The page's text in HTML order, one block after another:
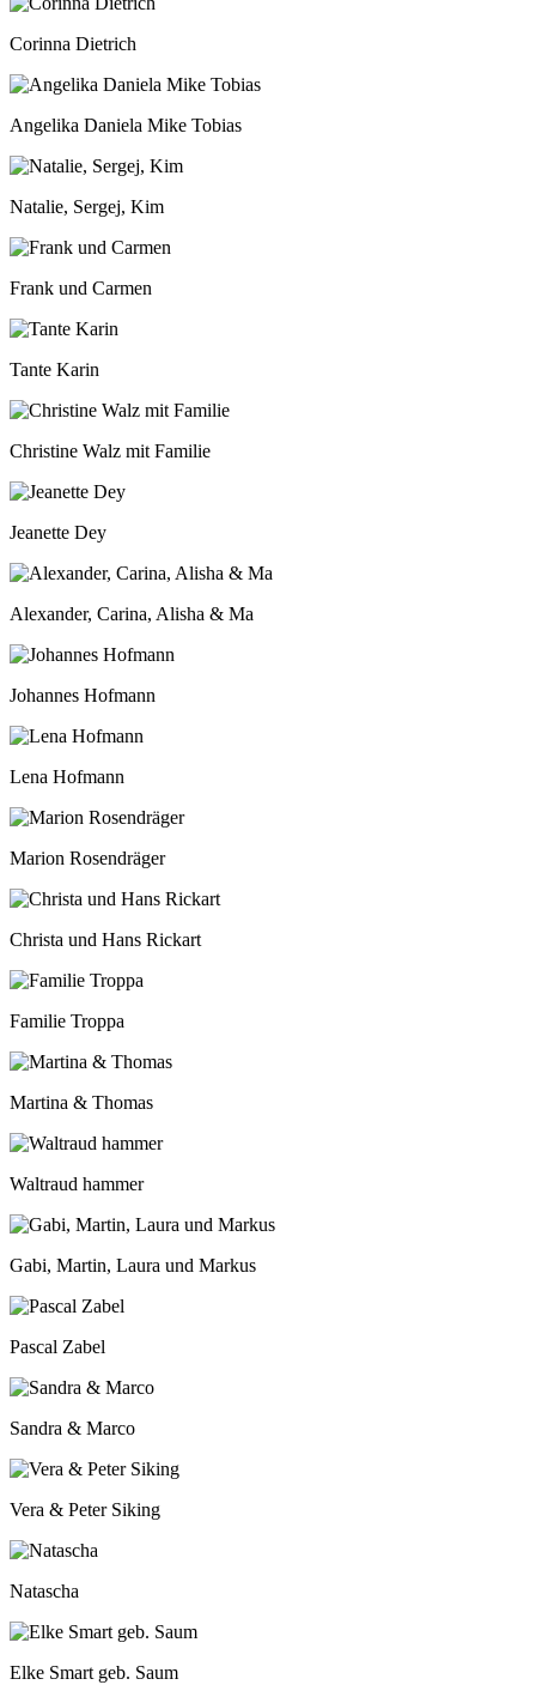
Corinna Dietrich
Angelika Daniela Mike Tobias
Natalie, Sergej, Kim
Frank und Carmen
Tante Karin
Christine Walz mit Familie
Jeanette Dey
Alexander, Carina, Alisha & Ma
Johannes Hofmann
Lena Hofmann
Marion Rosendräger
Christa und Hans Rickart
Familie Troppa
Martina & Thomas
Waltraud hammer
Gabi, Martin, Laura und Markus
Pascal Zabel
Sandra & Marco
Vera & Peter Siking
Natascha
Elke Smart geb. Saum